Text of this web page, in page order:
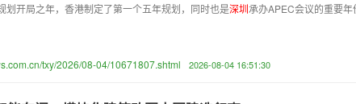
划开局之年，香港制定了第一个五年规划，同时也是深圳承办APEC会议的重要
txy/2026/08-04/10671807.shtml 2026-08-04 16:51:30